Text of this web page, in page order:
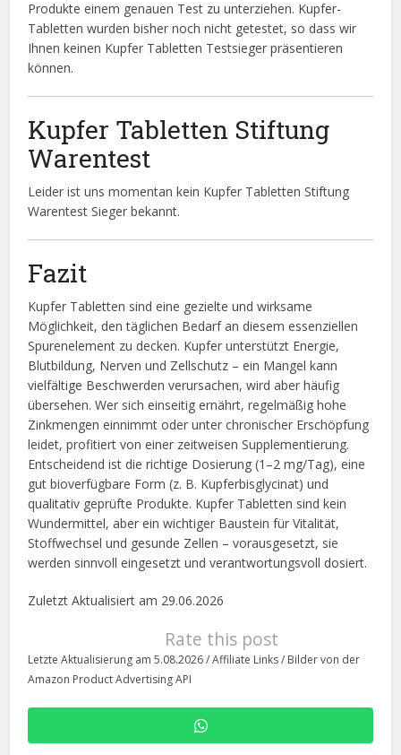
Produkte einem genauen Test zu unterziehen. Kupfer-
Tabletten wurden bisher noch nicht getestet, so dass wir
Ihnen keinen Kupfer Tabletten Testsieger präsentieren
können.
Kupfer Tabletten Stiftung
Warentest
Leider ist uns momentan kein Kupfer Tabletten Stiftung
Warentest Sieger bekannt.
Fazit
Kupfer Tabletten sind eine gezielte und wirksame
Möglichkeit, den täglichen Bedarf an diesem essenziellen
Spurenelement zu decken. Kupfer unterstützt Energie,
Blutbildung, Nerven und Zellschutz – ein Mangel kann
vielfältige Beschwerden verursachen, wird aber häufig
übersehen. Wer sich einseitig ernährt, regelmäßig hohe
Zinkmengen einnimmt oder unter chronischer Erschöpfung
leidet, profitiert von einer zeitweisen Supplementierung.
Entscheidend ist die richtige Dosierung (1–2 mg/Tag), eine
gut bioverfügbare Form (z. B. Kupferbisglycinat) und
qualitativ geprüfte Produkte. Kupfer Tabletten sind kein
Wundermittel, aber ein wichtiger Baustein für Vitalität,
Stoffwechsel und gesunde Zellen – vorausgesetzt, sie
werden sinnvoll eingesetzt und verantwortungsvoll dosiert.
Zuletzt Aktualisiert am 29.06.2026
Rate this post
Letzte Aktualisierung am 5.08.2026 / Affiliate Links / Bilder von der
Amazon Product Advertising API